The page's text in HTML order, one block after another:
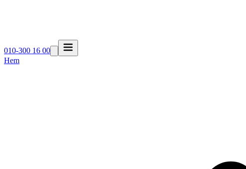
010-300 16 00
Hem